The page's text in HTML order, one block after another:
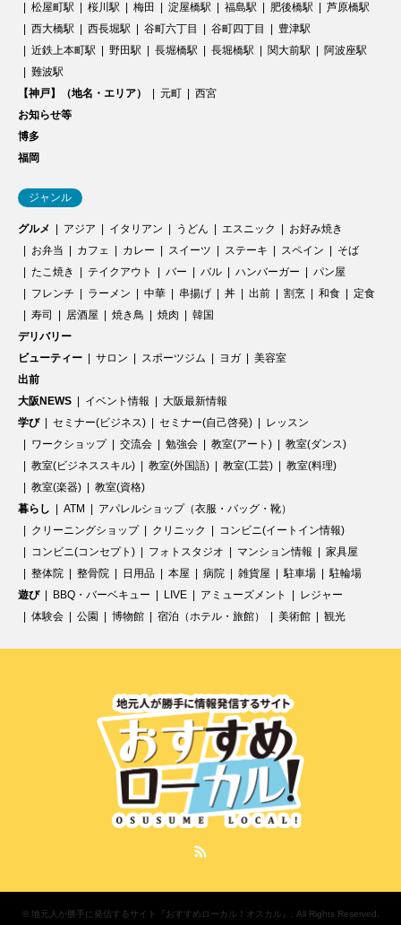
松屋町駅
桜川駅 梅田 淀屋橋駅 福島駅 肥後橋駅
芦原橋駅
西大橋駅
西長堀駅 谷町六丁目 谷町四丁目
豊津駅
近鉄上本町駅
野田駅 長堀橋駅 長堀橋駅 関大前駅
阿波座駅
難波駅
【神戸】（地名・エリア）
元町
西宮
お知らせ等
博多
福岡
ジャンル
グルメ アジア イタリアン うどん エスニック
お好み焼き
お弁当
カフェ カレー スイーツ ステーキ スペイン
そば
たこ焼き
テイクアウト バー バル ハンバーガー
パン屋
フレンチ
ラーメン 中華 串揚げ 丼 出前 割烹 和食
定食
寿司
居酒屋 焼き鳥 焼肉
韓国
デリバリー
ビューティー
サロン スポーツジム ヨガ
美容室
出前
大阪NEWS
イベント情報
大阪最新情報
学び
セミナー(ビジネス) セミナー(自己啓発)
レッスン
ワークショップ
交流会 勉強会 教室(アート)
教室(ダンス)
教室(ビジネススキル)
教室(外国語) 教室(工芸)
教室(料理)
教室(楽器)
教室(資格)
暮らし
ATM
アパレルショップ（衣服・バッグ・靴）
クリーニングショップ
クリニック
コンビニ(イートイン情報)
コンビニ(コンセプト)
フォトスタジオ マンション情報
家具屋
整体院
整骨院 日用品 本屋 病院 雑貨屋 駐車場
駐輪場
遊び
BBQ・バーベキュー LIVE アミューズメント
レジャー
体験会
公園 博物館 宿泊（ホテル・旅館） 美術館 観光
© 地元人が勝手に発信するサイト『おすすめローカル！オスカル』 . All Rights Reserved.